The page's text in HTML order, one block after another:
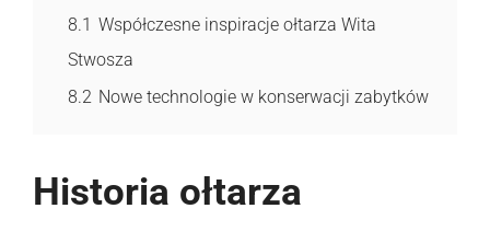
8.1 Współczesne inspiracje ołtarza Wita
Stwosza
8.2 Nowe technologie w konserwacji zabytków
Historia ołtarza